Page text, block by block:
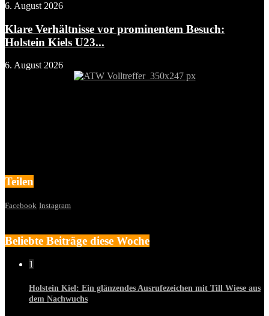
6. August 2026
Klare Verhältnisse vor prominentem Besuch:
Holstein Kiels U23...
6. August 2026
Teilen
Facebook Instagram
Beliebte Beiträge diese Woche
1
Holstein Kiel: Ein glänzendes Ausrufezeichen mit Till Wiese aus
dem Nachwuchs